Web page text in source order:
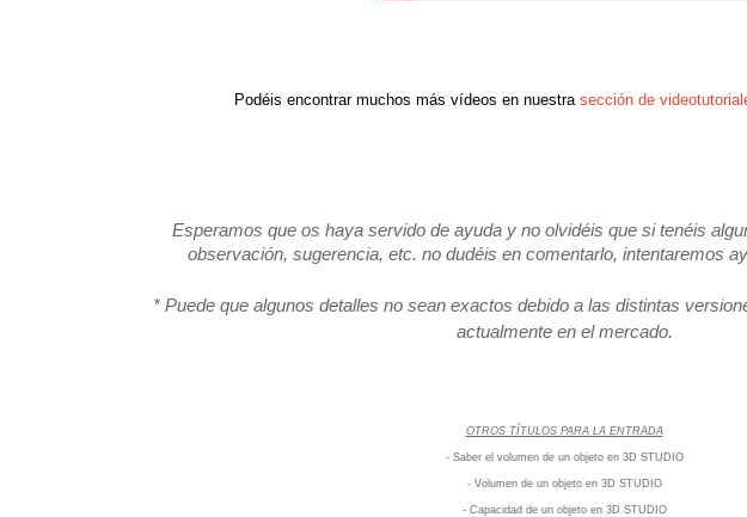
Podéis encontrar muchos más vídeos en nuestra sección de
Esperamos que os haya servido de ayuda y no olvidéis que si tenéis
observación, sugerencia, etc. no dudéis en comentarlo, intentaremos
* Puede que algunos detalles no sean exactos debido a las distintas
actualmente en el mercado.
OTROS TÍTULOS PARA LA ENTRADA
- Saber el volumen de un objeto en 3D STUDIO
- Volumen de un objeto en 3D STUDIO
- Capacidad de un objeto en 3D STUDIO